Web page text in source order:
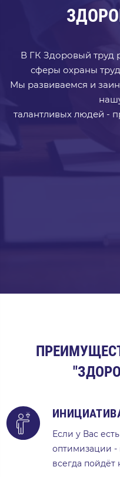
В ГК Здоровый труд
сферы охраны
Мы развиваемся и
талантливых людей -
Если у Вас
оптимизации -
всегда пойдёт